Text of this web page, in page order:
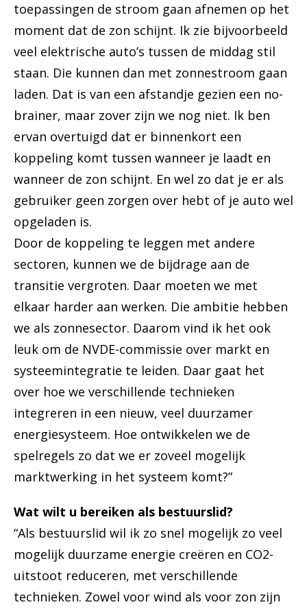
toepassingen de stroom gaan afnemen op het
moment dat de zon schijnt. Ik zie bijvoorbeeld
veel elektrische auto’s tussen de middag stil
staan. Die kunnen dan met zonnestroom gaan
laden. Dat is van een afstandje gezien een no-
brainer, maar zover zijn we nog niet. Ik ben
ervan overtuigd dat er binnenkort een
koppeling komt tussen wanneer je laadt en
wanneer de zon schijnt. En wel zo dat je er als
gebruiker geen zorgen over hebt of je auto wel
opgeladen is.
Door de koppeling te leggen met andere
sectoren, kunnen we de bijdrage aan de
transitie vergroten. Daar moeten we met
elkaar harder aan werken. Die ambitie hebben
we als zonnesector. Daarom vind ik het ook
leuk om de NVDE-commissie over markt en
systeemintegratie te leiden. Daar gaat het
over hoe we verschillende technieken
integreren in een nieuw, veel duurzamer
energiesysteem. Hoe ontwikkelen we de
spelregels zo dat we er zoveel mogelijk
marktwerking in het systeem komt?”
Wat wilt u bereiken als bestuurslid?
“Als bestuurslid wil ik zo snel mogelijk zo veel
mogelijk duurzame energie creëren en CO2-
uitstoot reduceren, met verschillende
technieken. Zowel voor wind als voor zon zijn